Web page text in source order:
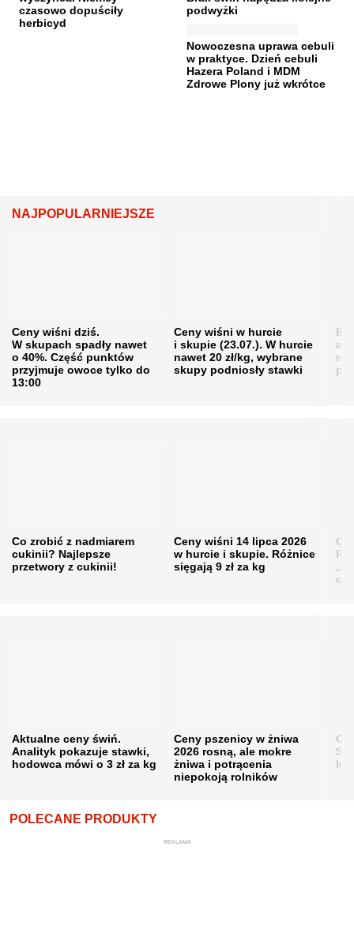
czasowo dopuściły
herbicyd
podwyżki
Nowoczesna uprawa cebuli
w praktyce. Dzień cebuli
Hazera Poland i MDM
Zdrowe Plony już wkrótce
NAJPOPULARNIEJSZE
Ceny wiśni dziś.
W skupach spadły nawet
o 40%. Część punktów
przyjmuje owoce tylko do
13:00
Ceny wiśni w hurcie
i skupie (23.07.). W hurcie
nawet 20 zł/kg, wybrane
skupy podniosły stawki
Co zrobić z nadmiarem
cukinii? Najlepsze
przetwory z cukinii!
Ceny wiśni 14 lipca 2026
w hurcie i skupie. Różnice
sięgają 9 zł za kg
Aktualne ceny świń.
Analityk pokazuje stawki,
hodowca mówi o 3 zł za kg
Ceny pszenicy w żniwa
2026 rosną, ale mokre
żniwa i potrącenia
niepokoją rolników
POLECANE PRODUKTY
REKLAMA